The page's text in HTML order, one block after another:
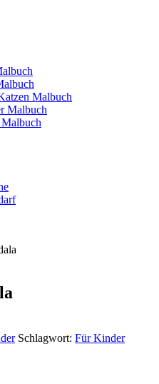
Malbuch
Malbuch
Schlagwort: Für Kinder